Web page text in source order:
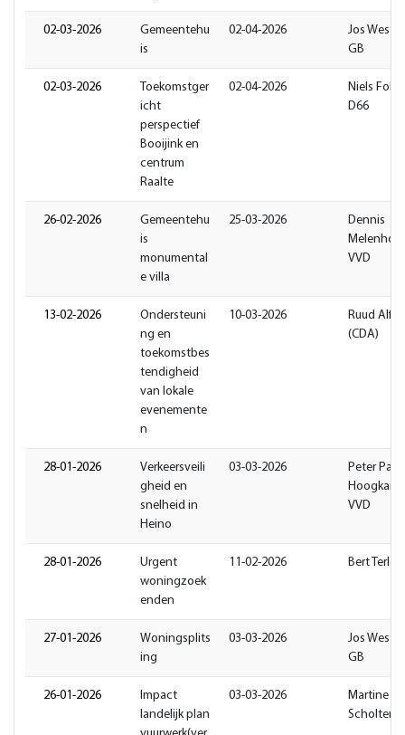
02-03-2026
Gemeentehu
is
02-04-2026
Jos
GB
02-03-2026
Toekomstger
icht
perspectief
Booijink en
centrum
Raalte
02-04-2026
Niels
D66
26-02-2026
Gemeentehu
is
monumental
e villa
25-03-2026
Dennis
VVD
13-02-2026
Ondersteuni
ng en
toekomstbes
tendigheid
van lokale
evenemente
n
10-03-2026
Ruud
(CDA)
28-01-2026
Verkeersveili
gheid en
snelheid in
Heino
03-03-2026
Peter Paul
VVD
28-01-2026
Urgent
woningzoek
enden
11-02-2026 Bert
27-01-2026
Woningsplits
ing
03-03-2026
Jos
GB
26-01-2026
Impact
landelijk plan
03-03-2026
Martine
Scholten